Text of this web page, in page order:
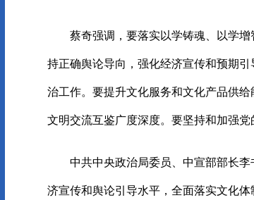
蔡奇强调，要落实以学铸魂、以学增
持正确舆论导向，强化经济宣传和预期
治工作。要提升文化服务和文化产品供
文明交流互鉴广度深度。要坚持和加强
中共中央政治局委员、中宣部部长李
济宣传和舆论引导水平，全面落实文化